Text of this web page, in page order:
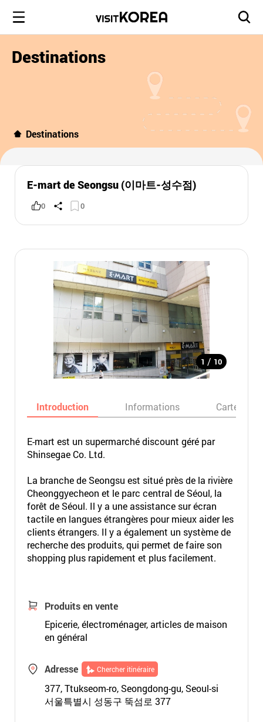
Destinations
Destinations
E-mart de Seongsu (이마트-성수점)
0 0
1 / 10
Introduction Informations Carte
E-mart est un supermarché discount géré par
Shinsegae Co. Ltd.
La branche de Seongsu est situé près de la rivière
Cheonggyecheon et le parc central de Séoul, la
forêt de Séoul. Il y a une assistance sur écran
tactile en langues étrangères pour mieux aider les
clients étrangers. Il y a également un système de
recherche des produits, qui permet de faire son
shopping plus rapidement et plus facilement.
Produits en vente
Epicerie, électroménager, articles de maison
en général
Adresse Chercher itinéraire
377, Ttukseom-ro, Seongdong-gu, Seoul-si
서울특별시 성동구 뚝섬로 377